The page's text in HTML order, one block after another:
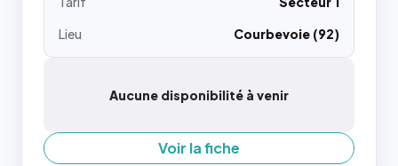
Lieu
Courbevoie (92)
Aucune disponibilité à venir
Voir la fiche